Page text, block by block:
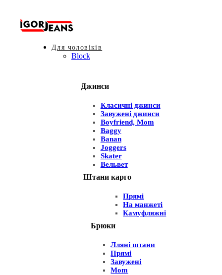
Для чоловіків
Block
Джинси
Класичні джинси
Завужені джинси
Boyfriend, Mom
Baggy
Banan
Joggers
Skater
Вельвет
Штани карго
Прямі
На манжеті
Камуфляжні
Брюки
Лляні штани
Прямі
Завужені
Mom